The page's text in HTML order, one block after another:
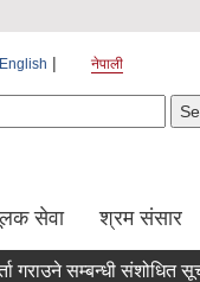
English नेपाली
सेवा श्रम संसार
सम्बन्धी संशोधित सूचना ।